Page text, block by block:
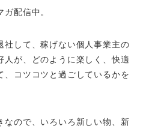
配信中。
社して、稼げない個人事業主の
人が、どのように楽しく、快適
コツコツと過ごしているかを
なので、いろいろ新しい物、 新